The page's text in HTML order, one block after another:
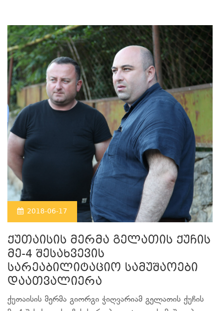
2018-06-17
ქუთაისის მერმა გელათის ქუჩის
მე-4 შესახვევის
სარეაბილიტაციო სამუშაოები
დაათვალიერა
ქუთაისის მერმა გიორგი ჭიღვარიამ გელათის ქუჩის